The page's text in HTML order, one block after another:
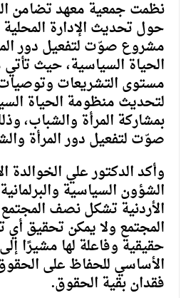
نظمت جمعية معهد تضامن
حول تحديث الإدارة
مشروع صوّت لتفعيل دور
الحياة السياسية، حيث
مستوى التشريعات وتوصيات
لتحديث منظومة الحياة
بمشاركة المرأة والشباب،
صوّت لتفعيل دور المرأة
وأكد الدكتور علي الخوالدة
الشؤون السياسية
الأردنية تشكل نصف
المجتمع ولا يمكن تحقيق
حقيقية وفاعلة لها مشيرًا
الأساسي للحفاظ على
فقدان بقية الحقوق.